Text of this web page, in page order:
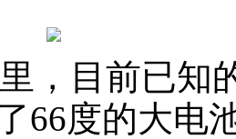
，目前已知
66度的大电